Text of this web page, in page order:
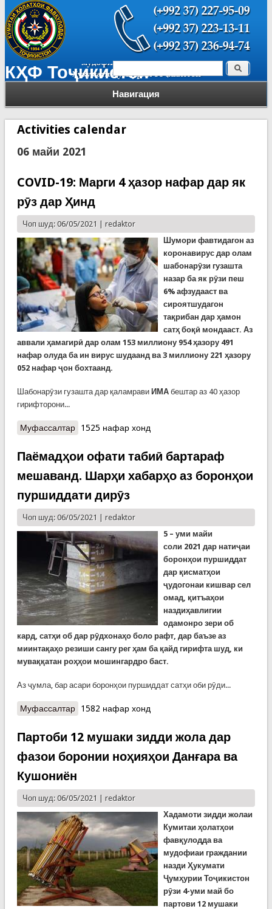
КҲФ Тоҷикистон
Навигация
Форма поиска Поиск
Activities calendar
06 майи 2021
COVID-19: Марги 4 ҳазор нафар дар як
рӯз дар Ҳинд
Чоп шуд: 06/05/2021 | redaktor
Шумори фавтидагон аз
коронавирус дар олам
шабонарӯзи гузашта
назар ба як рӯзи пеш
6% афзудааст ва
сироятшудагон
тақрибан дар ҳамон
сатҳ боқӣ мондааст. Аз
аввали ҳамагирӣ дар олам 153 миллиону 954 ҳазору 491
нафар олуда ба ин вирус шудаанд ва 3 миллиону 221 ҳазору
052 нафар ҷон бохтаанд.
Шабонарӯзи гузашта дар қаламрави ИМАбештар аз 40 ҳазор
гирифторони...
Муфассалтаро COVID-19: Марги 4 ҳазор нафар дар як рӯз дар
1525 нафар хонд
Паёмадҳои офати табиӣ бартараф
мешаванд. Шарҳи хабарҳо аз боронҳои
пуршиддати дирӯз
Чоп шуд: 06/05/2021 | redaktor
5 – уми майи
соли 2021 дар натиҷаи
боронҳои пуршиддат
дар қисматҳои
ҷудогонаи кишвар сел
омад, қитъаҳои
наздиҳавлигии
одамонро зери об
кард, сатҳи об дар рӯдхонаҳо боло рафт, дар баъзе аз
миинтақаҳо резиши сангу рег ҳам ба қайд гирифта шуд, ки
муваққатан роҳҳои мошингардро баст.
Аз ҷумла, бар асари боронҳои пуршиддат сатҳи оби рӯди...
Муфассалтаро Паёмадҳои офати табиӣ бартараф мешаванд.
1582 нафар хонд
Партоби 12 мушаки зидди жола дар
фазои боронии ноҳияҳои Данғара ва
Кушониён
Чоп шуд: 06/05/2021 | redaktor
Хадамоти зидди жолаи
Кумитаи ҳолатҳои
фавқулодда ва
мудофиаи граждании
назди Ҳукумати
Ҷумҳурии Тоҷикистон
рӯзи 4-уми май бо
партови 12 мушаки